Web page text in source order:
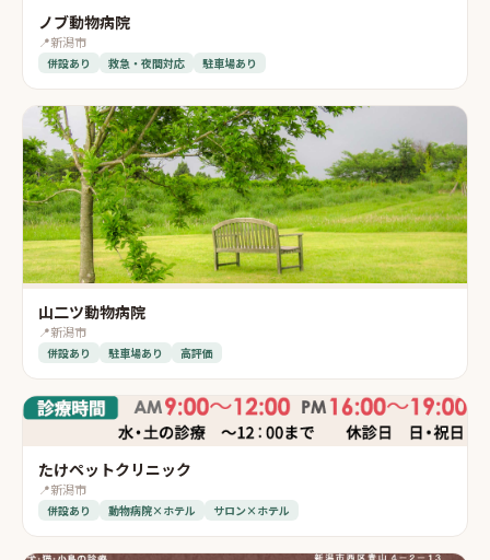
ノブ動物病院
📍新潟市
併設あり 救急・夜間対応 駐車場あり
山二ツ動物病院
📍新潟市
併設あり 駐車場あり 高評価
たけペットクリニック
📍新潟市
併設あり 動物病院×ホテル サロン×ホテル